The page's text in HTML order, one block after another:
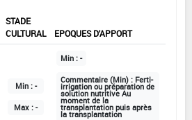
STADE
CULTURAL
EPOQUES D'APPORT
Min : -
Max : -
Min : -
Commentaire (Min) : Ferti-
irrigation ou préparation de
solution nutritive Au
moment de la
transplantation puis après
la transplantation